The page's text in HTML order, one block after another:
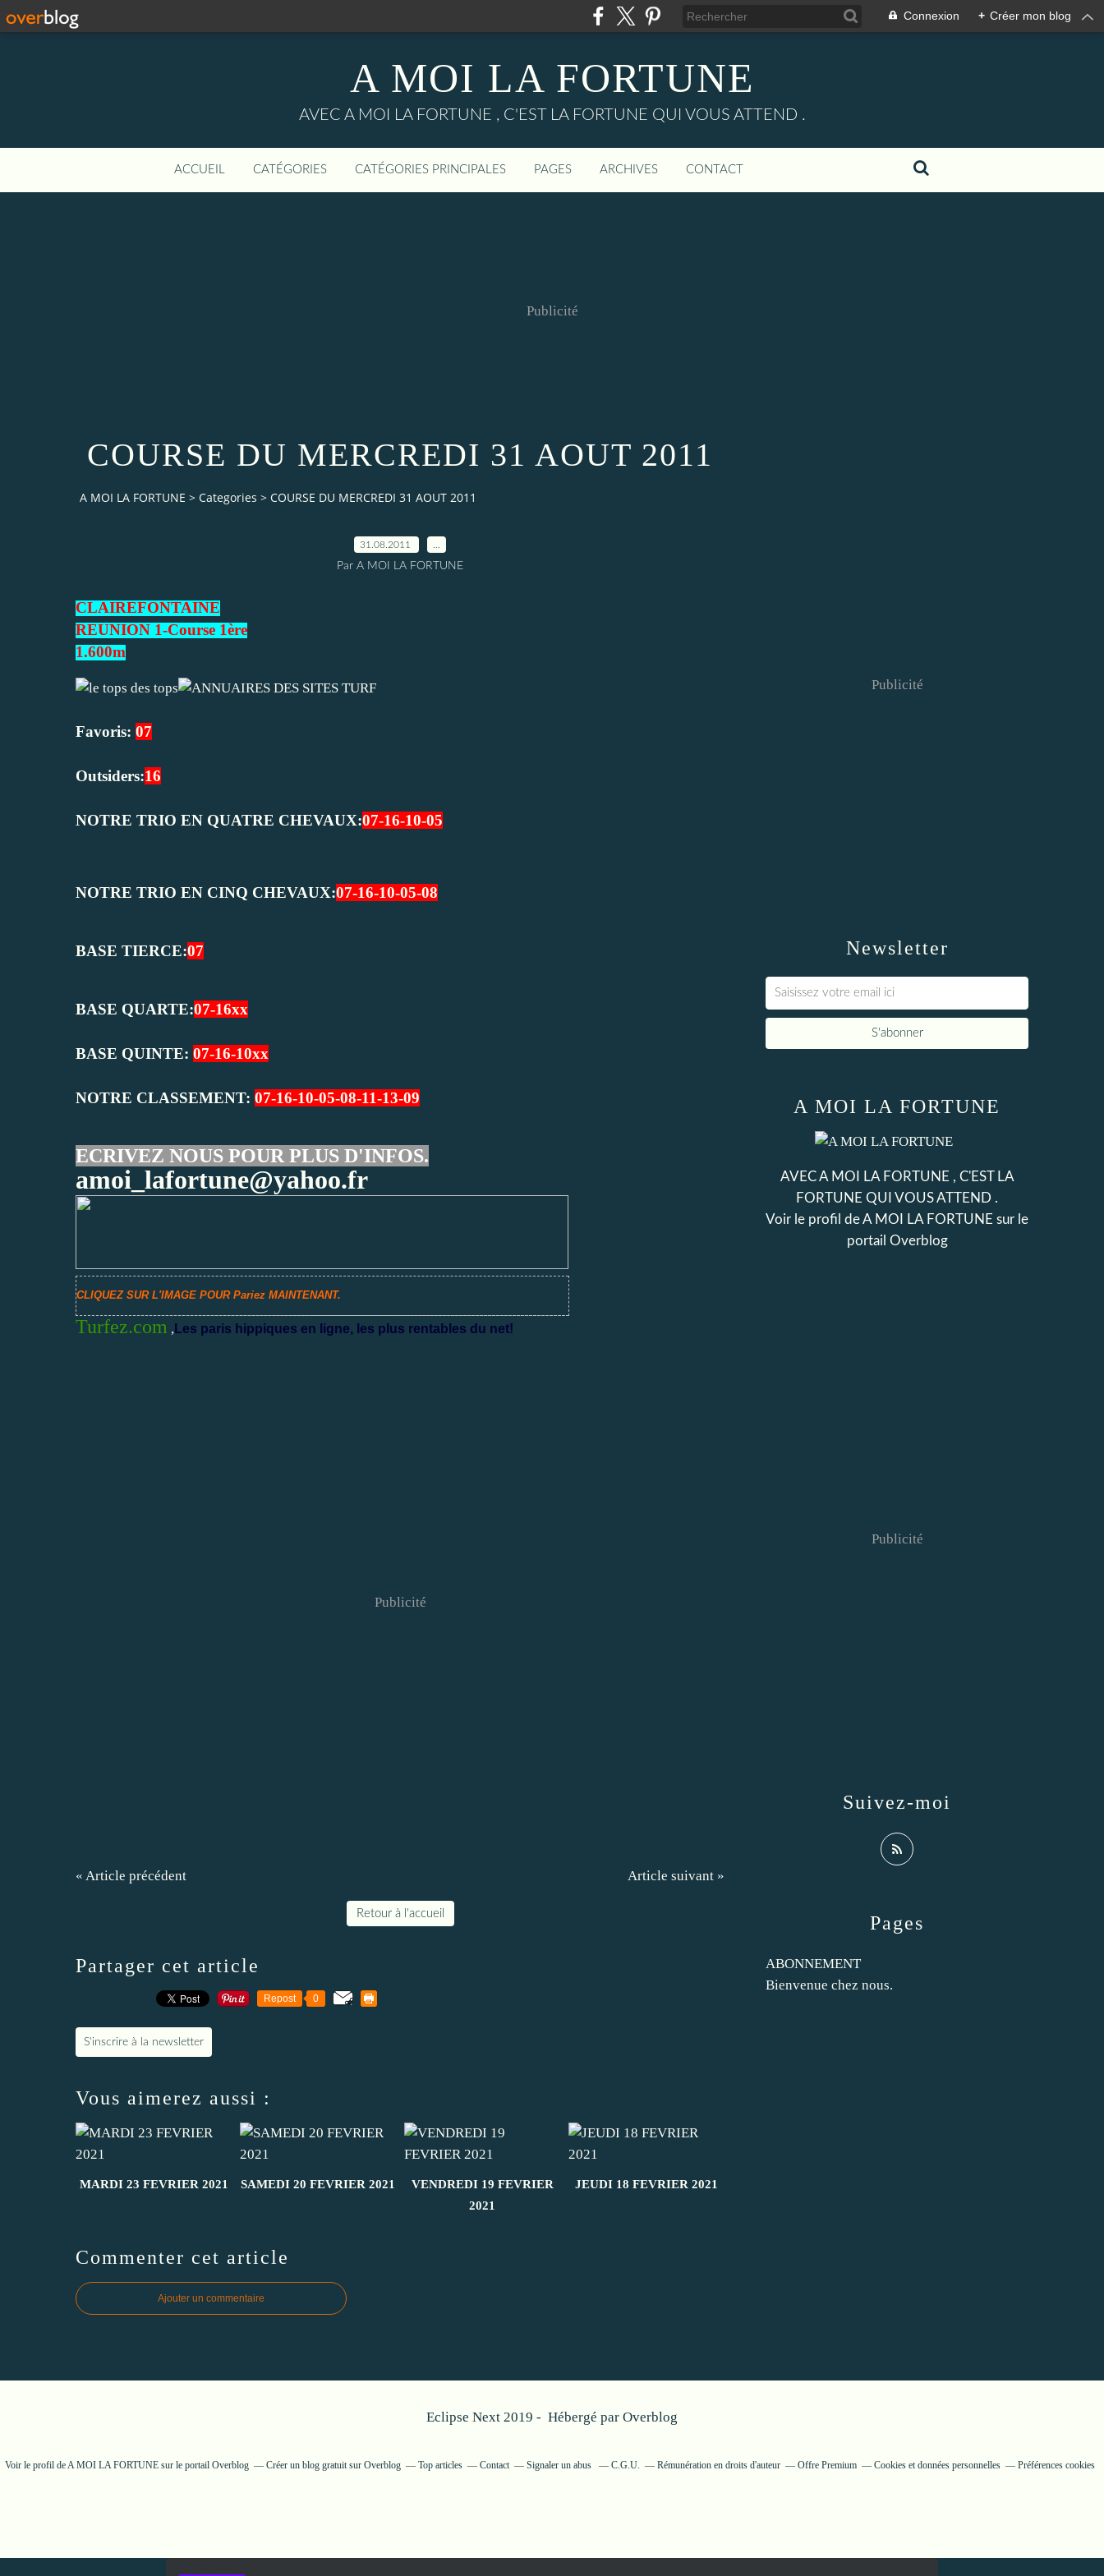
Connexion + Créer mon blog
A MOI LA FORTUNE
AVEC A MOI LA FORTUNE , C'EST LA FORTUNE QUI VOUS ATTEND .
ACCUEIL CATÉGORIES CATÉGORIES PRINCIPALES PAGES ARCHIVES CONTACT
Publicité
COURSE DU MERCREDI 31 AOUT 2011
A MOI LA FORTUNE > Categories > COURSE DU MERCREDI 31 AOUT 2011
31.08.2011
Par A MOI LA FORTUNE
CLAIREFONTAINE
REUNION 1-Course 1ère
1.600m
Favoris: 07
Outsiders:16
NOTRE TRIO EN QUATRE CHEVAUX:07-16-10-05
NOTRE TRIO EN CINQ CHEVAUX:07-16-10-05-08
BASE TIERCE:07
BASE QUARTE:07-16xx
BASE QUINTE: 07-16-10xx
NOTRE CLASSEMENT: 07-16-10-05-08-11-13-09
ECRIVEZ NOUS POUR PLUS D'INFOS.
amoi_lafortune@yahoo.fr
CLIQUEZ SUR L'IMAGE POUR Pariez MAINTENANT.
Turfez.com , Les paris hippiques en ligne, les plus rentables du net!
Publicité
« Article précédent Article suivant »
Retour à l'accueil
Partager cet article
Repost 0
S'inscrire à la newsletter
Vous aimerez aussi :
MARDI 23 FEVRIER 2021 SAMEDI 20 FEVRIER 2021
VENDREDI 19 FEVRIER
2021
JEUDI 18 FEVRIER 2021
Commenter cet article
Ajouter un commentaire
Newsletter
Publicité
Pages
ABONNEMENT
Bienvenue chez nous.
A MOI LA FORTUNE
AVEC A MOI LA FORTUNE , C'EST LA
FORTUNE QUI VOUS ATTEND .
Voir le profil deA MOI LA FORTUNE sur le
portail Overblog
Suivez-moi
Publicité
Eclipse Next 2019 - Hébergé par Overblog
Voir le profil de A MOI LA FORTUNEsur le portail Overblog Créer un blog gratuit sur Overblog Top articles Contact Signaler un abus C.G.U. Rémunération en droits d'auteur Offre Premium Cookies et données personnelles Préférences cookies